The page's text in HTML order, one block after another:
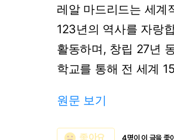
레알 마드리드는 세계
123년의 역사를 자랑
활동하며, 창립 27년
학교를 통해 전 세계
원문 보기
좋아요 4명이 이 글을 좋